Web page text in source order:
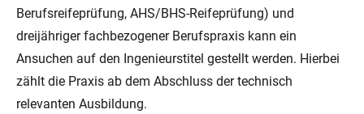
Berufsreifeprüfung, AHS/BHS-Reifeprüfung) und
dreijähriger fachbezogener Berufspraxis kann ein
Ansuchen auf den Ingenieurstitel gestellt werden. Hierbei
zählt die Praxis ab dem Abschluss der technisch
relevanten Ausbildung.